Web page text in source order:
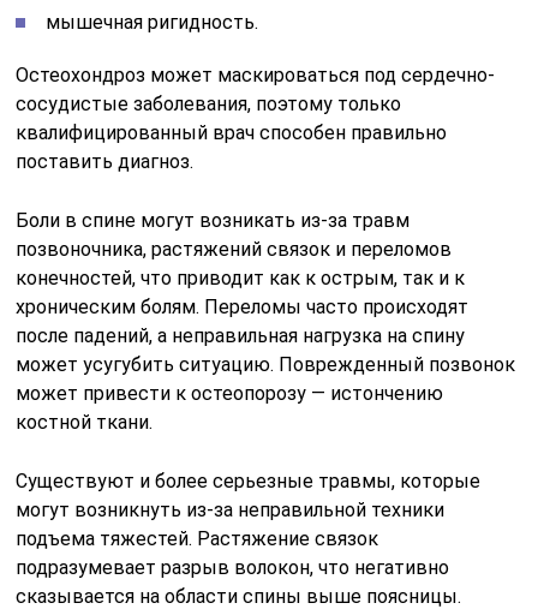
мышечная ригидность.
Остеохондроз может маскироваться под сердечно-
сосудистые заболевания, поэтому только
квалифицированный врач способен правильно
поставить диагноз.
Боли в спине могут возникать из-за травм
позвоночника, растяжений связок и переломов
конечностей, что приводит как к острым, так и к
хроническим болям. Переломы часто происходят
после падений, а неправильная нагрузка на спину
может усугубить ситуацию. Поврежденный позвонок
может привести к остеопорозу — истончению
костной ткани.
Существуют и более серьезные травмы, которые
могут возникнуть из-за неправильной техники
подъема тяжестей. Растяжение связок
подразумевает разрыв волокон, что негативно
сказывается на области спины выше поясницы.